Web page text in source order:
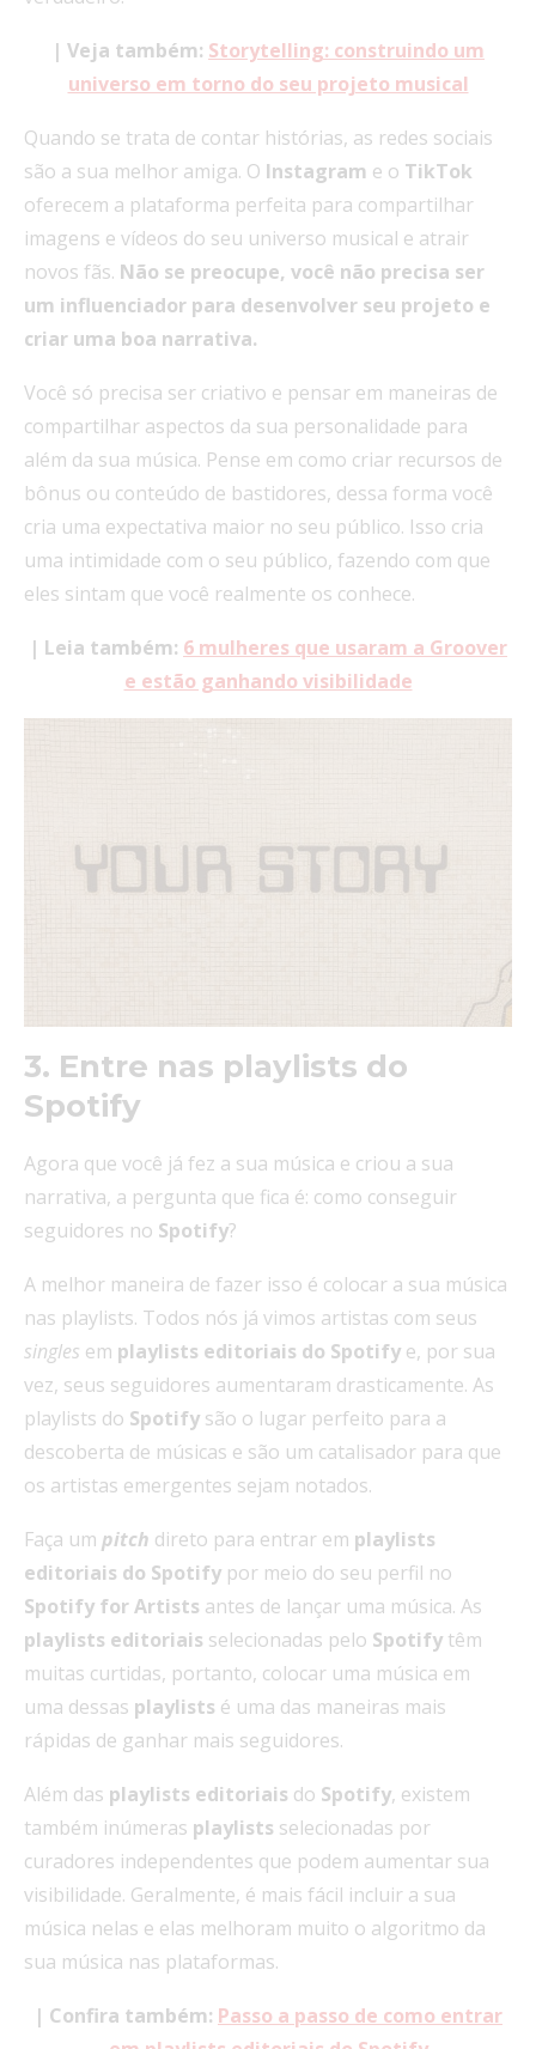
| Veja também: Storytelling: construindo um
universo em torno do seu projeto musical
Quando se trata de contar histórias, as redes sociais
são a sua melhor amiga. O Instagram e o TikTok
oferecem a plataforma perfeita para compartilhar
imagens e vídeos do seu universo musical e atrair
novos fãs. Não se preocupe, você não precisa ser
um influenciador para desenvolver seu projeto e
criar uma boa narrativa.
Você só precisa ser criativo e pensar em maneiras de
compartilhar aspectos da sua personalidade para
além da sua música. Pense em como criar recursos de
bônus ou conteúdo de bastidores, dessa forma você
cria uma expectativa maior no seu público. Isso cria
uma intimidade com o seu público, fazendo com que
eles sintam que você realmente os conhece.
| Leia também: 6 mulheres que usaram a Groover
e estão ganhando visibilidade
3. Entre nas playlists do
Spotify
Agora que você já fez a sua música e criou a sua
narrativa, a pergunta que fica é: como conseguir
seguidores no Spotify?
A melhor maneira de fazer isso é colocar a sua música
nas playlists. Todos nós já vimos artistas com seus
singles em playlists editoriais do Spotify e, por sua
vez, seus seguidores aumentaram drasticamente. As
playlists do Spotify são o lugar perfeito para a
descoberta de músicas e são um catalisador para que
os artistas emergentes sejam notados.
Faça um pitch direto para entrar em playlists
editoriais do Spotify por meio do seu perfil no
Spotify for Artists antes de lançar uma música. As
playlists editoriais selecionadas pelo Spotify têm
muitas curtidas, portanto, colocar uma música em
uma dessas playlists é uma das maneiras mais
rápidas de ganhar mais seguidores.
Além das playlists editoriais do Spotify, existem
também inúmeras playlists selecionadas por
curadores independentes que podem aumentar sua
visibilidade. Geralmente, é mais fácil incluir a sua
música nelas e elas melhoram muito o algoritmo da
sua música nas plataformas.
| Confira também: Passo a passo de como entrar